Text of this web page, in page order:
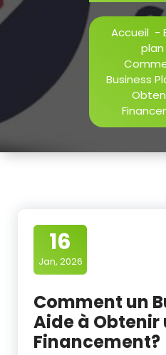
Accueil-
plan
Business
16
Jan, 2026
Comment un
Aide à Obtenir
Financement?